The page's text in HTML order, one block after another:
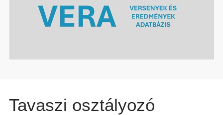
Tavaszi osztályozó